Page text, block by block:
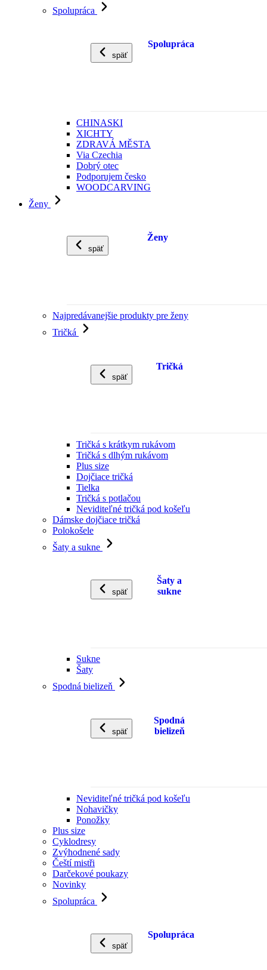
Spolupráca
späť
Spolupráca
CHINASKI
XICHTY
ZDRAVÁ MĚSTA
Via Czechia
Dobrý otec
Podporujem česko
WOODCARVING
Ženy
späť
Ženy
Najpredávanejšie produkty pre ženy
Tričká
späť
Tričká
Tričká s krátkym rukávom
Tričká s dlhým rukávom
Plus size
Dojčiace tričká
Tielka
Tričká s potlačou
Neviditeľné tričká pod košeľu
Dámske dojčiace tričká
Polokošele
Šaty a sukne
späť
Šaty a
sukne
Sukne
Šaty
Spodná bielizeň
späť
Spodná
bielizeň
Neviditeľné tričká pod košeľu
Nohavičky
Ponožky
Plus size
Cyklodresy
Zvýhodnené sady
Čeští mistři
Darčekové poukazy
Novinky
Spolupráca
späť
Spolupráca